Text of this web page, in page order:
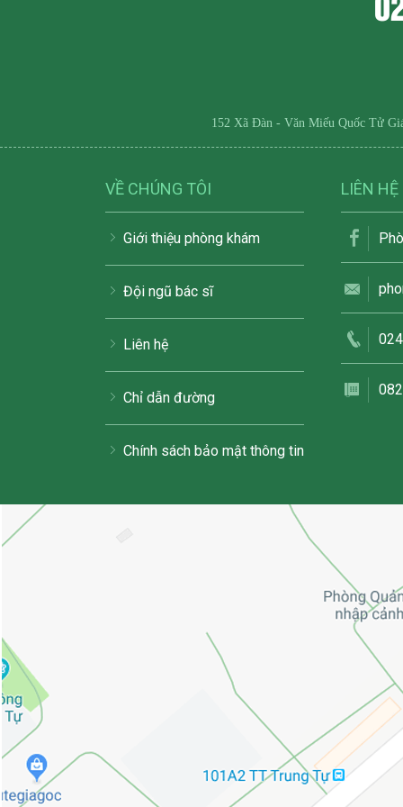
152 Xã Đàn - Văn Miếu Quốc Tử
VỀ CHÚNG TÔI
Giới thiệu phòng khám
Đội ngũ bác sĩ
Liên hệ
Chỉ dẫn đường
Chính sách bảo mật thông tin
LIÊN HỆ